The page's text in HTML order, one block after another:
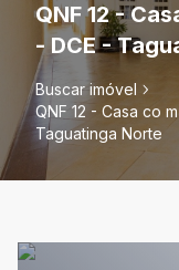
QNF 12 -
- DCE -
Buscar imóvel
QNF 12 - Casa co
Taguatinga Norte